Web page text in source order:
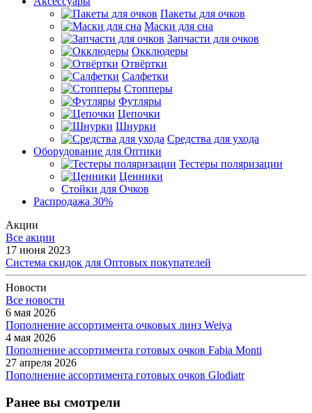
Пакеты для очков
Маски для сна
Запчасти для очков
Окклюдеры
Отвёртки
Салфетки
Стопперы
Футляры
Цепочки
Шнурки
Средства для ухода
Оборудование для Оптики
Тестеры поляризации
Ценники
Стойки для Очков
Распродажа 30%
Акции
Все акции
17 июня 2023
Система скидок для Оптовых покупателей
Новости
Все новости
6 мая 2026
Пополнение ассортимента очковых линз Weiya
4 мая 2026
Пополнение ассортимента готовых очков Fabia Monti
27 апреля 2026
Пополнение ассортимента готовых очков Glodiatr
Ранее вы смотрели